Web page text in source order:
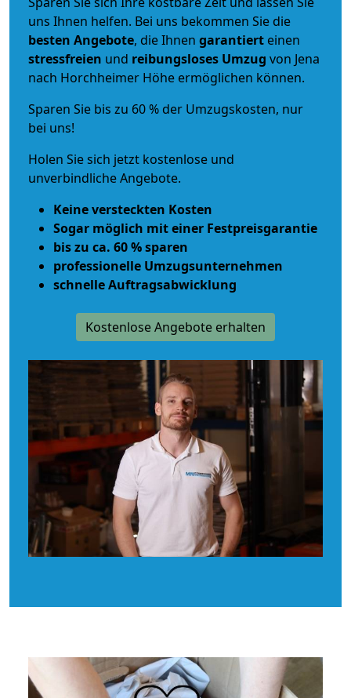
uns Ihnen helfen. Bei uns bekommen Sie die
besten Angebote, die Ihnen garantiert einen
stressfreien und reibungsloses Umzug von Jena
nach Horchheimer Höhe ermöglichen können.
Sparen Sie bis zu 60 % der Umzugskosten, nur
bei uns!
Holen Sie sich jetzt kostenlose und
unverbindliche Angebote.
Keine versteckten Kosten
Sogar möglich mit einer Festpreisgarantie
bis zu ca. 60 % sparen
professionelle Umzugsunternehmen
schnelle Auftragsabwicklung
Kostenlose Angebote erhalten